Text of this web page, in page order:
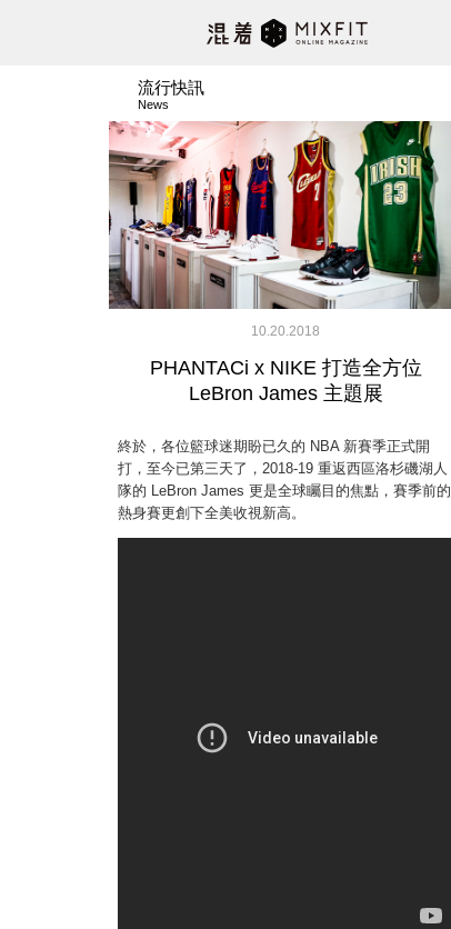
流行快訊
News
10.20.2018
PHANTACi x NIKE 打造全方位
LeBron James 主題展
終於，各位籃球迷期盼已久的 NBA 新賽季正式開
打，至今已第三天了，2018-19 重返西區洛杉磯湖人
隊的 LeBron James 更是全球矚目的焦點，賽季前的
熱身賽更創下全美收視新高。